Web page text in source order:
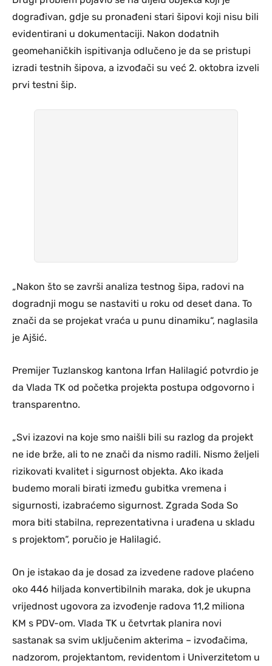
dograđivan, gdje su pronađeni stari šipovi koji nisu bili
evidentirani u dokumentaciji. Nakon dodatnih
geomehaničkih ispitivanja odlučeno je da se pristupi
izradi testnih šipova, a izvođači su već 2. oktobra izveli
prvi testni šip.
„Nakon što se završi analiza testnog šipa, radovi na
dogradnji mogu se nastaviti u roku od deset dana. To
znači da se projekat vraća u punu dinamiku“, naglasila
je Ajšić.
Premijer Tuzlanskog kantona Irfan Halilagić potvrdio je
da Vlada TK od početka projekta postupa odgovorno i
transparentno.
„Svi izazovi na koje smo naišli bili su razlog da projekt
ne ide brže, ali to ne znači da nismo radili. Nismo željeli
rizikovati kvalitet i sigurnost objekta. Ako ikada
budemo morali birati između gubitka vremena i
sigurnosti, izabraćemo sigurnost. Zgrada Soda So
mora biti stabilna, reprezentativna i urađena u skladu
s projektom“, poručio je Halilagić.
On je istakao da je dosad za izvedene radove plaćeno
oko 446 hiljada konvertibilnih maraka, dok je ukupna
vrijednost ugovora za izvođenje radova 11,2 miliona
KM s PDV-om. Vlada TK u četvrtak planira novi
sastanak sa svim uključenim akterima – izvođačima,
nadzorom, projektantom, revidentom i Univerzitetom u